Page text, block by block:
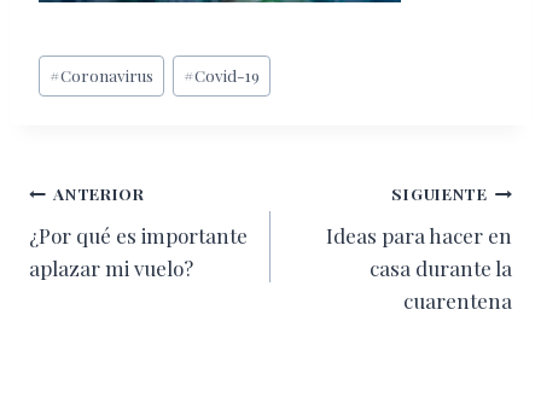
Etiquetas
de
#Coronavirus #Covid-19
Navegación
de
ANTERIOR
¿Por qué es importante
aplazar mi vuelo?
SIGUIENTE
Ideas para hacer en
casa durante la
cuarentena